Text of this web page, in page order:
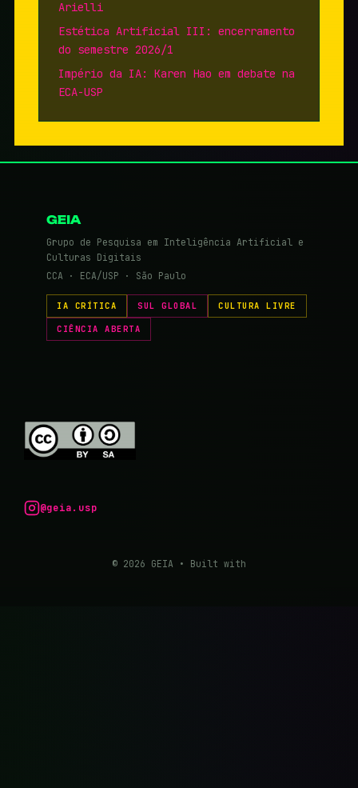
Arielli
Estética Artificial III: encerramento
do semestre 2026/1
Império da IA: Karen Hao em debate na
ECA-USP
GEIA
Grupo de Pesquisa em Inteligência Artificial e
Culturas Digitais
CCA · ECA/USP · São Paulo
IA CRÍTICA SUL GLOBAL CULTURA LIVRE
CIÊNCIA ABERTA
@geia.usp
© 2026 GEIA • Built with